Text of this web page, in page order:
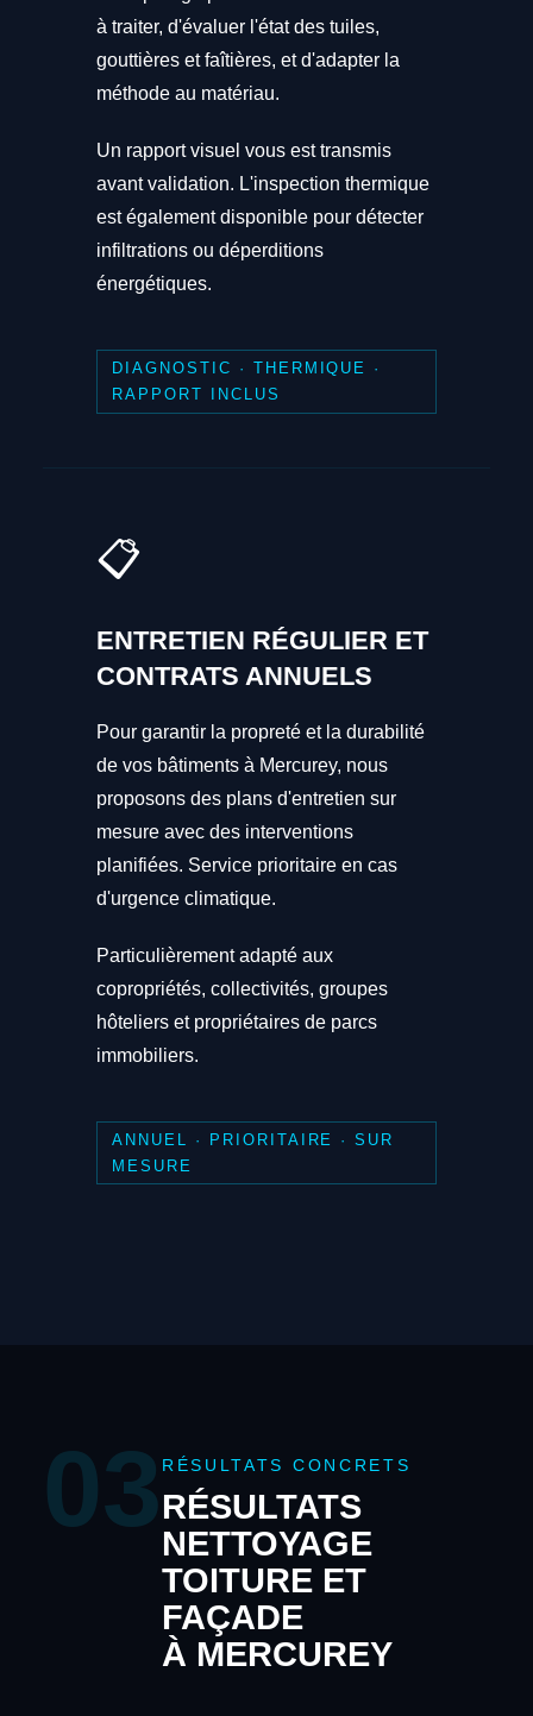
à traiter, d'évaluer l'état des tuiles,
gouttières et faîtières, et d'adapter la
méthode au matériau.
Un rapport visuel vous est transmis
avant validation. L'inspection thermique
est également disponible pour détecter
infiltrations ou déperditions
énergétiques.
DIAGNOSTIC · THERMIQUE ·
RAPPORT INCLUS
📋
ENTRETIEN RÉGULIER ET
CONTRATS ANNUELS
Pour garantir la propreté et la durabilité
de vos bâtiments à Mercurey, nous
proposons des plans d'entretien sur
mesure avec des interventions
planifiées. Service prioritaire en cas
d'urgence climatique.
Particulièrement adapté aux
copropriétés, collectivités, groupes
hôteliers et propriétaires de parcs
immobiliers.
ANNUEL · PRIORITAIRE · SUR
MESURE
03 RÉSULTATS CONCRETS
RÉSULTATS
NETTOYAGE
TOITURE ET
FAÇADE
À MERCUREY